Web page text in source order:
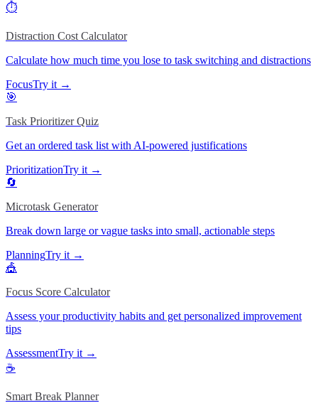
⏱️
Distraction Cost Calculator
Calculate how much time you lose to task switching and distractions
FocusTry it →
🎯
Task Prioritizer Quiz
Get an ordered task list with AI-powered justifications
PrioritizationTry it →
🔄
Microtask Generator
Break down large or vague tasks into small, actionable steps
PlanningTry it →
🎪
Focus Score Calculator
Assess your productivity habits and get personalized improvement
tips
AssessmentTry it →
☕
Smart Break Planner